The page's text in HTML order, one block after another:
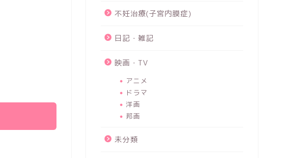
不妊治療(子宮内膜症)
日記・雑記
映画・TV
アニメ
ドラマ
洋画
邦画
未分類